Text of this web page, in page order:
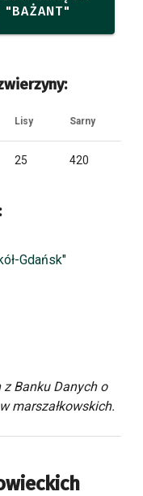
"BAŻANT"
Lisy Sarny
25 420
Gdańsk"
Banku Danych o
marszałkowskich.